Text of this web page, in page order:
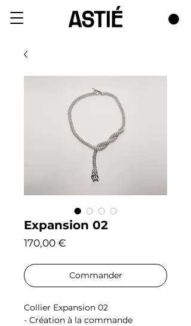
Expansion 02
170,00 €
Commander
Collier Expansion 02
- Création à la commande